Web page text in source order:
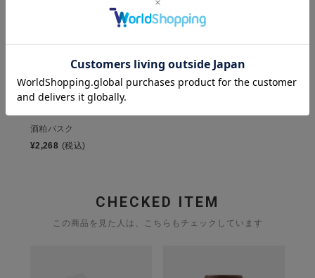
酒粕バスク
¥2,268 (税込)
CHECKED ITEM
この商品を見た人は、こちらもチェックしています